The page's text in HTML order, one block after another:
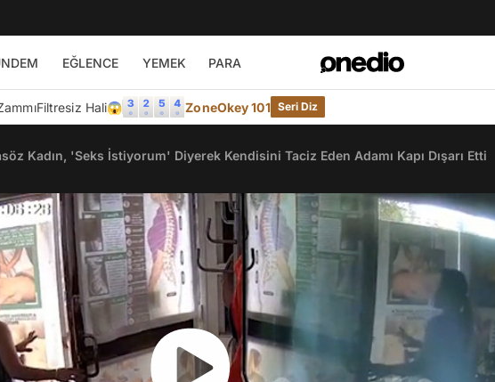
EĞLENCE YEMEK PARA
Filtresiz Hali😱 ZoneOkey 101 Seri Diz
Kadın, 'Seks İstiyorum' Diyerek Kendisini Taciz Eden Adamı Kapı Dışarı Etti